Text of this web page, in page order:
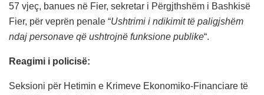
57 vjeç, banues në Fier, sekretar i Përgjthshëm i Bashkisë
Fier, për veprën penale “Ushtrimi i ndikimit të paligjshëm
ndaj personave që ushtrojnë funksione publike“.
Reagimi i policisë:
Seksioni për Hetimin e Krimeve Ekonomiko-Financiare të